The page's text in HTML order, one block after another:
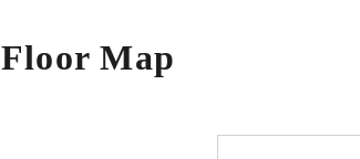
Floor Map